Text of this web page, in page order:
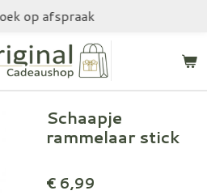
op afspraak
Schaapje
rammelaar stick
€ 6,99